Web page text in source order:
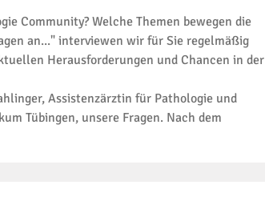
Community? Welche Themen bewegen die
an..." interviewen wir für Sie regelmäßig
Herausforderungen und Chancen in der
Assistenzärztin für Pathologie und
Tübingen, unsere Fragen. Nach dem